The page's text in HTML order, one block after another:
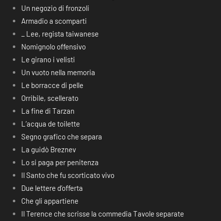
Un negozio di fronzoli
Armadio a scomparti
_ Lee, regista taiwanese
Nomignolo offensivo
Le girano i velisti
Un vuoto nella memoria
Le borracce di pelle
Orribile, scellerato
La fine di Tarzan
L’acqua de toilette
Segno grafico che separa
La guidò Breznev
Lo si paga per penitenza
Il Santo che fu scorticato vivo
Due lettere d’offerta
Che gli appartiene
Il Terence che scrisse la commedia Tavole separate